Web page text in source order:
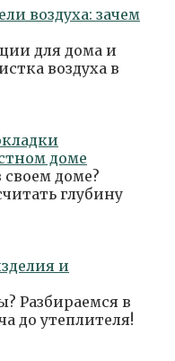
воздуха: зачем
для дома и
воздуха в
доме
доме?
глубину
и
Разбираемся в
до утеплителя!